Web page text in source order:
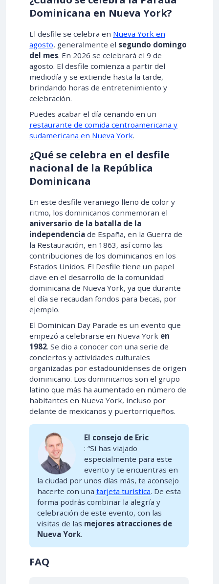
Dominicana en Nueva York?
El desfile se celebra en Nueva York en
agosto, generalmente el segundo domingo
del mes. En 2026 se celebrará el 9 de
agosto. El desfile comienza a partir del
mediodía y se extiende hasta la tarde,
brindando horas de entretenimiento y
celebración.
Puedes acabar el día cenando en un
restaurante de comida centroamericana y
sudamericana en Nueva York.
¿Qué se celebra en el desfile
nacional de la República
Dominicana
En este desfile veraniego lleno de color y
ritmo, los dominicanos conmemoran el
aniversario de la batalla de la
independencia de España, en la Guerra de
la Restauración, en 1863, así como las
contribuciones de los dominicanos en los
Estados Unidos. El Desfile tiene un papel
clave en el desarrollo de la comunidad
dominicana de Nueva York, ya que durante
el día se recaudan fondos para becas, por
ejemplo.
El Dominican Day Parade es un evento que
empezó a celebrarse en Nueva York en
1982. Se dio a conocer con una serie de
conciertos y actividades culturales
organizadas por estadounidenses de origen
dominicano. Los dominicanos son el grupo
latino que más ha aumentado en número de
habitantes en Nueva York, incluso por
delante de mexicanos y puertorriqueños.
El consejo de Eric
: “Si has viajado
especialmente para este
evento y te encuentras en
la ciudad por unos días más, te aconsejo
hacerte con una tarjeta turística. De esta
forma podrás combinar la alegría y
celebración de este evento, con las
visitas de las mejores atracciones de
Nueva York.
FAQ